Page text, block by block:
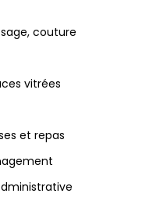
couture
vitrées
et repas